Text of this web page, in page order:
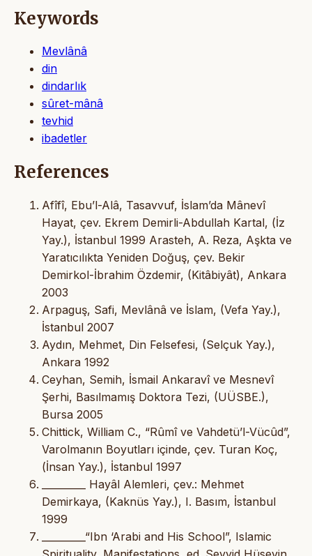
Keywords
Mevlânâ
din
dindarlık
sûret-mânâ
tevhid
ibadetler
References
Afîfî, Ebu’l-Alâ, Tasavvuf, İslam’da Mânevî
Hayat, çev. Ekrem Demirli-Abdullah Kartal, (İz
Yay.), İstanbul 1999 Arasteh, A. Reza, Aşkta ve
Yaratıcılıkta Yeniden Doğuş, çev. Bekir
Demirkol-İbrahim Özdemir, (Kitâbiyât), Ankara
2003
Arpaguş, Safi, Mevlânâ ve İslam, (Vefa Yay.),
İstanbul 2007
Aydın, Mehmet, Din Felsefesi, (Selçuk Yay.),
Ankara 1992
Ceyhan, Semih, İsmail Ankaravî ve Mesnevî
Şerhi, Basılmamış Doktora Tezi, (UÜSBE.),
Bursa 2005
Chittick, William C., “Rûmî ve Vahdetü’l-Vücûd”,
Varolmanın Boyutları içinde, çev. Turan Koç,
(İnsan Yay.), İstanbul 1997
_________ Hayâl Alemleri, çev.: Mehmet
Demirkaya, (Kaknüs Yay.), I. Basım, İstanbul
1999
_________“Ibn ‘Arabi and His School”, Islamic